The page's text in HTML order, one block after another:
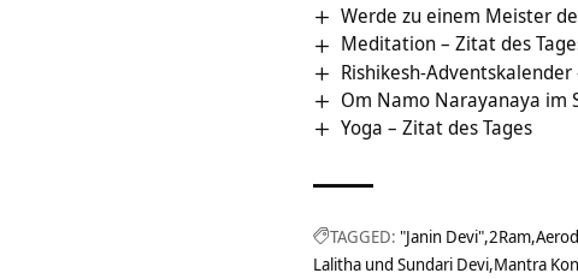
Werde zu einem Meister
Meditation – Zitat des
Rishikesh-
Om Namo Narayanaya im
Yoga – Zitat des Tages
TAGGED: "Janin Devi" 2Ram
Lalitha und Sundari Devi Mantra